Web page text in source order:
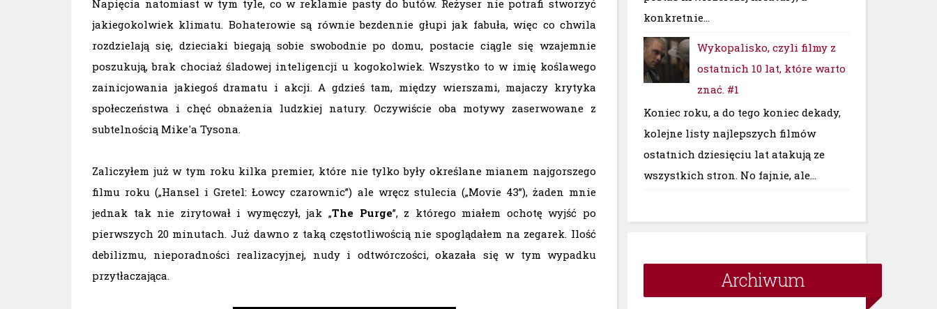
Napięcia natomiast w tym tyle, co w reklamie pasty do butów. Reżyser nie potrafi stworzyć
jakiegokolwiek klimatu. Bohaterowie są równie bezdennie głupi jak fabuła, więc co chwila
rozdzielają się, dzieciaki biegają sobie swobodnie po domu, postacie ciągle się wzajemnie
poszukują, brak chociaż śladowej inteligencji u kogokolwiek. Wszystko to w imię koślawego
zainicjowania jakiegoś dramatu i akcji. A gdzieś tam, między wierszami, majaczy krytyka
społeczeństwa i chęć obnażenia ludzkiej natury. Oczywiście oba motywy zaserwowane z
subtelnością Mike'a Tysona.
Zaliczyłem już w tym roku kilka premier, które nie tylko były określane mianem najgorszego
filmu roku („Hansel i Gretel: Łowcy czarownic”) ale wręcz stulecia („Movie 43”), żaden mnie
jednak tak nie zirytował i wymęczył, jak „The Purge”, z którego miałem ochotę wyjść po
pierwszych 20 minutach. Już dawno z taką częstotliwością nie spoglądałem na zegarek. Ilość
debilizmu, nieporadności realizacyjnej, nudy i odtwórczości, okazała się w tym wypadku
przytłaczająca.
konkretnie...
Wykopalisko, czyli filmy z
ostatnich 10 lat, które warto
znać. #1
Koniec roku, a do tego koniec dekady,
kolejne listy najlepszych filmów
ostatnich dziesięciu lat atakują ze
wszystkich stron. No fajnie, ale...
Archiwum